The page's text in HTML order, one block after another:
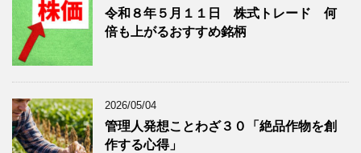
令和８年５月１１日 株式トレード 何
倍も上がるおすすめ銘柄
2026/05/04
管理人発想ことわざ３０「絶品作物を創
作する心得」